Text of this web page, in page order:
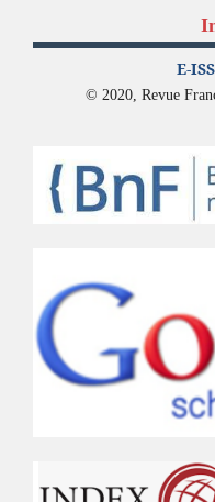
E-
© 2020, Revue